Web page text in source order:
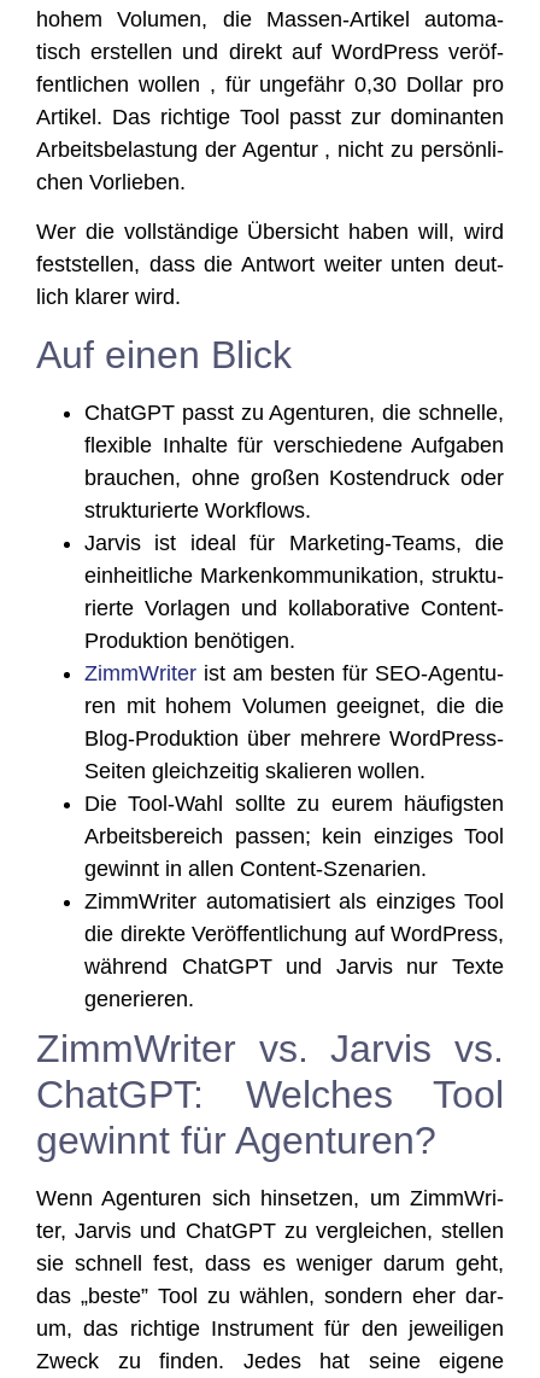
hohem Volu­men, die Mas­sen-Arti­kel auto­ma­
tisch erstel­len und direkt auf Word­Press ver­öf­
fent­li­chen wol­len , für unge­fähr 0,30 Dol­lar pro
Arti­kel. Das rich­ti­ge Tool passt zur domi­nan­ten
Arbeits­be­las­tung der Agen­tur , nicht zu per­sön­li­
chen Vorlieben.
Wer die voll­stän­di­ge Über­sicht haben will, wird
fest­stel­len, dass die Ant­wort wei­ter unten deut­
lich kla­rer wird.
Auf einen Blick
ChatGPT passt zu Agen­tu­ren, die schnel­le,
fle­xi­ble Inhal­te für ver­schie­de­ne Auf­ga­ben
brau­chen, ohne gro­ßen Kos­ten­druck oder
struk­tu­rier­te Workflows.
Jar­vis ist ide­al für Mar­ke­ting-Teams, die
ein­heit­li­che Mar­ken­kom­mu­ni­ka­ti­on, struk­tu­
rier­te Vor­la­gen und kol­la­bo­ra­ti­ve Con­tent-
Pro­duk­ti­on benötigen.
Zimm­Wri­ter ist am bes­ten für SEO-Agen­tu­
ren mit hohem Volu­men geeig­net, die die
Blog-Pro­duk­ti­on über meh­re­re Word­Press-
Sei­ten gleich­zei­tig ska­lie­ren wollen.
Die Tool-Wahl soll­te zu eurem häu­figs­ten
Arbeits­be­reich pas­sen; kein ein­zi­ges Tool
gewinnt in allen Content-Szenarien.
Zimm­Wri­ter auto­ma­ti­siert als ein­zi­ges Tool
die direk­te Ver­öf­fent­li­chung auf Word­Press,
wäh­rend ChatGPT und Jar­vis nur Tex­te
generieren.
ZimmWriter vs. Jarvis vs.
ChatGPT: Welches Tool
gewinnt für Agenturen?
Wenn Agen­tu­ren sich hin­set­zen, um Zimm­Wri­
ter, Jar­vis und ChatGPT zu ver­glei­chen, stel­len
sie schnell fest, dass es weni­ger dar­um geht,
das „bes­te” Tool zu wäh­len, son­dern eher dar­
um, das rich­ti­ge Instru­ment für den jewei­li­gen
Zweck zu fin­den. Jedes hat sei­ne eige­ne